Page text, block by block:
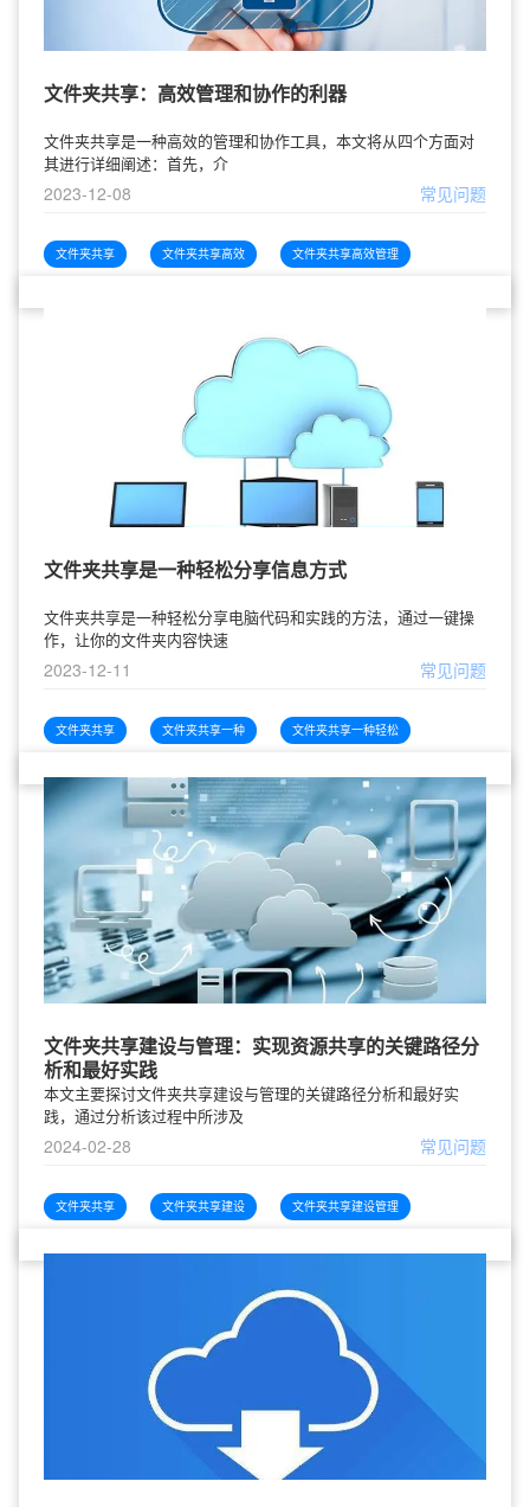
文件夹共享：高效管理和协作的利器
文件夹共享是一种高效的管理和协作工具，本文将从四个方面对
其进行详细阐述：首先，介
2023-12-08 常见问题
文件夹共享 文件夹共享高效 文件夹共享高效管理
文件夹共享是一种轻松分享信息方式
文件夹共享是一种轻松分享电脑代码和实践的方法，通过一键操
作，让你的文件夹内容快速
2023-12-11 常见问题
文件夹共享 文件夹共享一种 文件夹共享一种轻松
文件夹共享建设与管理：实现资源共享的关键路径分
析和最好实践
本文主要探讨文件夹共享建设与管理的关键路径分析和最好实
践，通过分析该过程中所涉及
2024-02-28 常见问题
文件夹共享 文件夹共享建设 文件夹共享建设管理